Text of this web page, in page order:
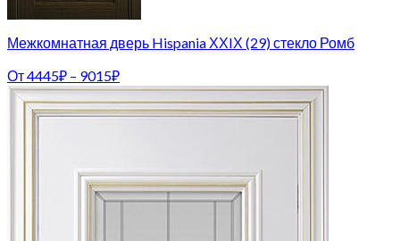
Межкомнатная дверь Hispania ХХIХ (29) стекло Ромб
От4445₽ – 9015₽